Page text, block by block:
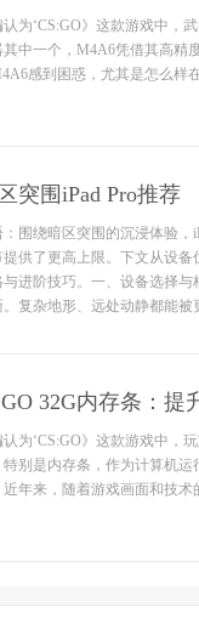
认为‘CS:GO》这款游戏中，
其中一个，M4A6凭借其高精
感到困惑，尤其是怎么样
突围iPad Pro推荐
：围绕暗区突围的沉浸体验，
提供了更高上限。下文从设备
与进阶技巧。一、设备选择与
。复杂地形、远处动静都能被
32G内存条：提
认为‘CS:GO》这款游戏中，
特别是内存条，作为计算机
近年来，随着游戏画面和技术